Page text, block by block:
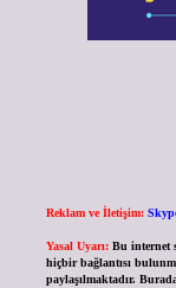
Reklam ve İletişim:
Yasal Uyarı: Bu internet
hiçbir bağlantısı
paylaşılmaktadır.